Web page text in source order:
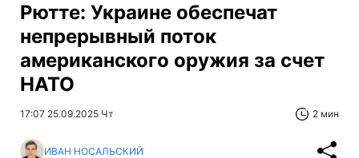
Рютте: Украине обеспечат
непрерывный поток
американского оружия за счет
НАТО
17:07 25.09.2025 Чт 2 мин
ИВАН НОСАЛЬСКИЙ